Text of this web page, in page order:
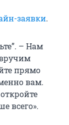
заявки.
– Нам
прямо
вам.
всего».